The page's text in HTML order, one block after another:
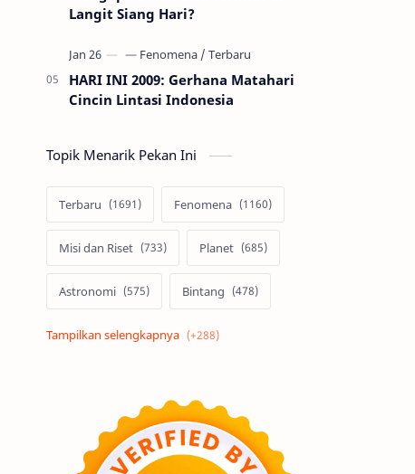
Langit Siang Hari?
HARI INI 2009: Gerhana Matahari
Cincin Lintasi Indonesia
Topik Menarik Pekan Ini
Terbaru Fenomena
Misi dan Riset Planet
Astronomi Bintang
Alam semesta Galaksi
Tata Surya
Hype Astronot